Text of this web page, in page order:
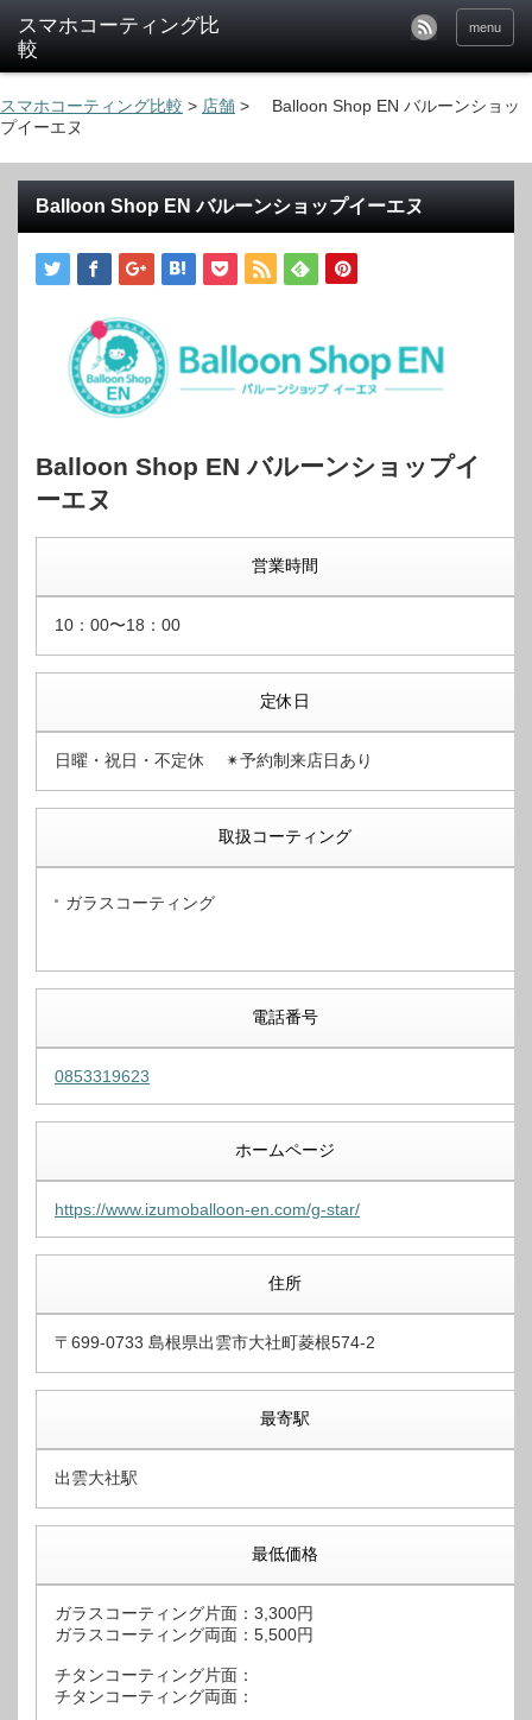
menu
スマホコーティング比較 > 店舗 >
Balloon Shop EN バルーンショッ
プイーエヌ
Balloon Shop EN バルーンショップイーエヌ
Balloon Shop EN バルーンショップイ
ーエヌ
営業時間
10：00〜18：00
定休日
日曜・祝日・不定休 ✴︎予約制来店日あり
取扱コーティング
ガラスコーティング
電話番号
0853319623
ホームページ
https://www.izumoballoon-en.com/g-star/
住所
〒699-0733 島根県出雲市大社町菱根574-2
最寄駅
出雲大社駅
最低価格
ガラスコーティング片面：3,300円
ガラスコーティング両面：5,500円
チタンコーティング片面：
チタンコーティング両面：